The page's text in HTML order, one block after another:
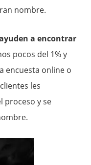
nombre.
a encontrar
pocos del 1% y
encuesta online o
les
proceso y se